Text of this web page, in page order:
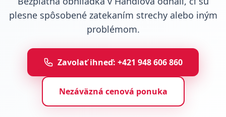
plesne spôsobené zatekaním strechy alebo iným
problémom.
Zavolať ihneď: +421 948 606 860
Nezáväzná cenová ponuka